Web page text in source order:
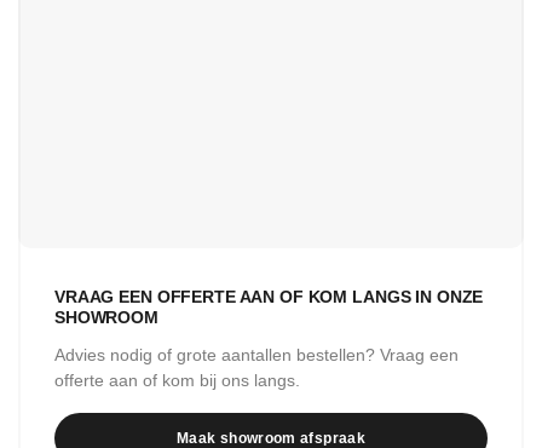
VRAAG EEN OFFERTE AAN OF KOM LANGS IN ONZE
SHOWROOM
Advies nodig of grote aantallen bestellen? Vraag een
offerte aan of kom bij ons langs.
Maak showroom afspraak